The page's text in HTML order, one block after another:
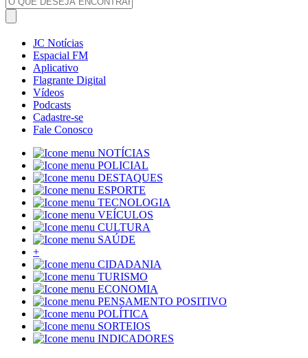
JC Notícias
Espacial FM
Aplicativo
Flagrante Digital
Vídeos
Podcasts
Cadastre-se
Fale Conosco
NOTÍCIAS
POLICIAL
DESTAQUES
ESPORTE
TECNOLOGIA
VEÍCULOS
CULTURA
SAÚDE
+
CIDADANIA
TURISMO
ECONOMIA
PENSAMENTO POSITIVO
POLÍTICA
SORTEIOS
INDICADORES